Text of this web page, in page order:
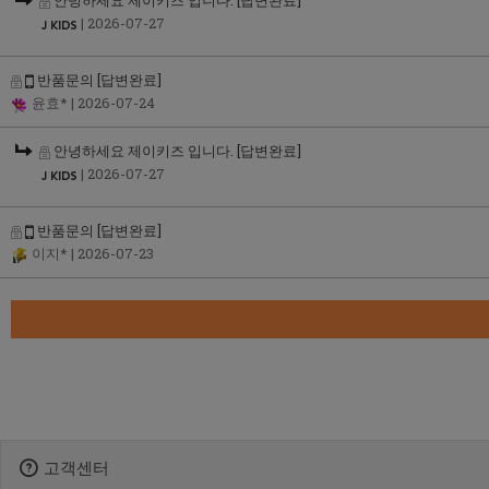
| 2026-07-27
반품문의 [답변완료]
윤효* | 2026-07-24
안녕하세요 제이키즈 입니다. [답변완료]
| 2026-07-27
반품문의 [답변완료]
이지* | 2026-07-23
고객센터